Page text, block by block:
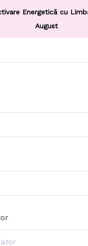
Energetică cu
August